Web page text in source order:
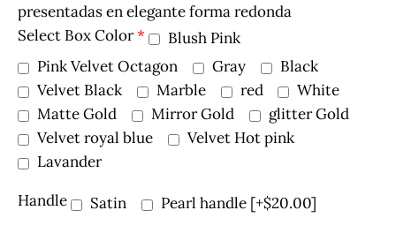
presentadas en elegante forma redonda
Select Box Color*
Blush Pink
Pink Velvet Octagon
Gray
Black
Velvet Black
Marble red
White
Matte Gold
Mirror Gold
glitter Gold
Velvet royal blue
Velvet Hot pink
Lavander
Handle
Satin Pearl handle [+$20.00]